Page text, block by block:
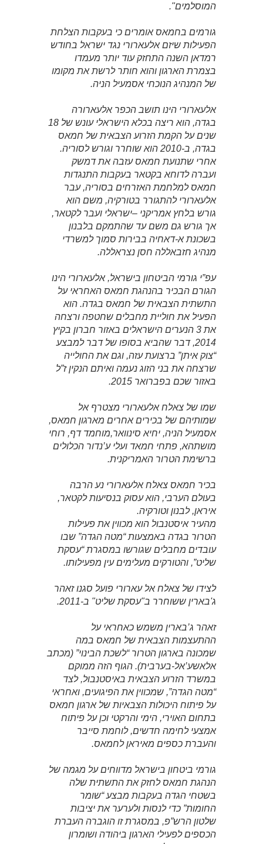
המוסלמים".
גורמים בחמאס אומרים כי בעקבות הצלחת
הפעילות שיזם אלעארורי נגד ישראל בחודש
רמדאן השנה התחזק עוד יותר מעמדו
בצמרת הארגון והוא חותר לרשת את מקומו
של המנהיג הנוכחי אסמעיל הניה.
אלעארורי הינו תושב הכפר אלעארורה
בגדה, הוא ריצה בכלא הישראלי עונש של 18
שנים על הקמת הזרוע הצבאית של חמאס
בגדה, ב-2010 הוא שוחרר וגורש לסוריה.
אחרי שתנועת חמאס עזבה את דמשק
ועברה לדוחא בקטאר בעקבות התנגדות
חמאס למלחמת האזרחים בסוריה, עבר
אלעארורי להתגורר בטורקיה, משם הוא
גורש בלחץ אמריקני –ישראלי ועבר לקטאר,
אך גורש גם משם עד שהתמקם בלבנון
בשכונת א-דאחיה בבירות סמוך למשרדי
מנהיג חזבאללה חסן נצראללה.
עפ”י גורמי הביטחון בישראל, אלעארורי הינו
הגורם הבכיר בהנהגת חמאס האחראי על
התשתית הצבאית של חמאס בגדה. הוא
הפעיל את חוליית מחבלים שחטפה ורצחה
את 3 הנערים הישראלים באזור חברון בקיץ
2014, דבר שהביא בסופו של דבר למבצע
“צוק איתן” ברצועת עזה, וגם את החולייה
שרצחה את בני הזוג נעמה ואיתם הנקין ז”ל
באזור שכם בפברואר 2015.
שמו של צאלח אלעארורי מצטרף אל
שמותיהם של בכירים אחרים מארגון חמאס,
אסמעיל הניה, יחיא סינוואר,מוחמד דף, רוחי
מושתהא, פתחי חמאד ועלי ע’נדור הכלולים
ברשימת הטרור האמריקנית.
בכיר חמאס צאלח אלעארורי נע הרבה
בעולם הערבי, הוא עסוק בנסיעות לקטאר,
איראן, לבנון וטורקיה.
מהעיר איסטנבול הוא מכווין את פעילות
הטרור בגדה באמצעות “מטה הגדה” שבו
עובדים מחבלים שגורשו במסגרת “עסקת
שליט”, והטורקים מעלימים עין מפעילותו.
לצידו של צאלח אל עארורי פועל סגנו זאהר
ג'בארין ששוחרר ב"עסקת שליט" ב-2011.
זאהר ג’בארין משמש כאחראי על
ההתעצמות הצבאית של חמאס במה
שמכונה בארגון הטרור “לשכת הבינוי” (מכתב
אלאשע’אל-בערבית). הגוף הזה ממוקם
במשרד הזרוע הצבאית באיסטנבול, לצד
“מטה הגדה”, שמכווין את הפיגועים, ואחראי
על פיתוח היכולות הצבאיות של ארגון חמאס
בתחום האוירי, הימי והרקטי וכן על פיתוח
אמצעי לחימה חדשים, לוחמת סייבר
והעברת כספים מאיראן לחמאס.
גורמי ביטחון בישראל מדווחים על מגמה של
הנהגת חמאס לחזק את התשתית שלה
בשטחי הגדה בעקבות מבצע “שומר
החומות” כדי לנסות ולערער את יציבות
שלטון הרש”פ, במסגרת זו הוגברה העברת
הכספים לפעילי הארגון ביהודה ושומרון